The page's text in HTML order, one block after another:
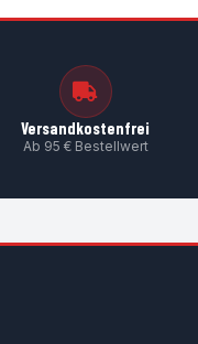
Versandkostenfrei
Ab 95 € Bestellwert